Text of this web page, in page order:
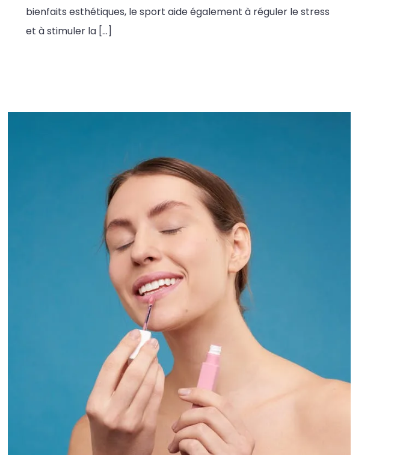
bienfaits esthétiques, le sport aide également à réguler le stress
et à stimuler la […]